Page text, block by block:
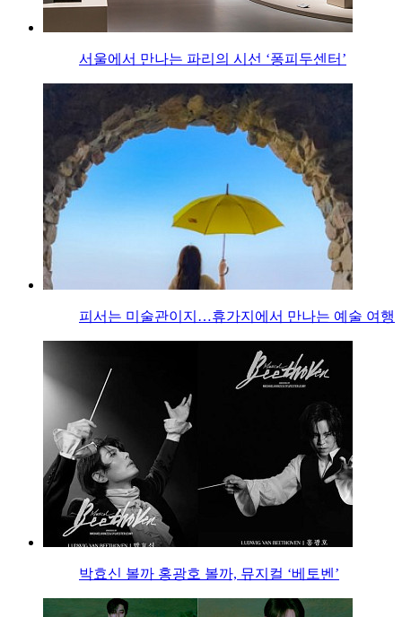
서울에서 만나는 파리의 시선 ‘퐁피두센터’
피서는 미술관이지…휴가지에서 만나는 예술 여행
박효신 볼까 홍광호 볼까, 뮤지컬 ‘베토벤’